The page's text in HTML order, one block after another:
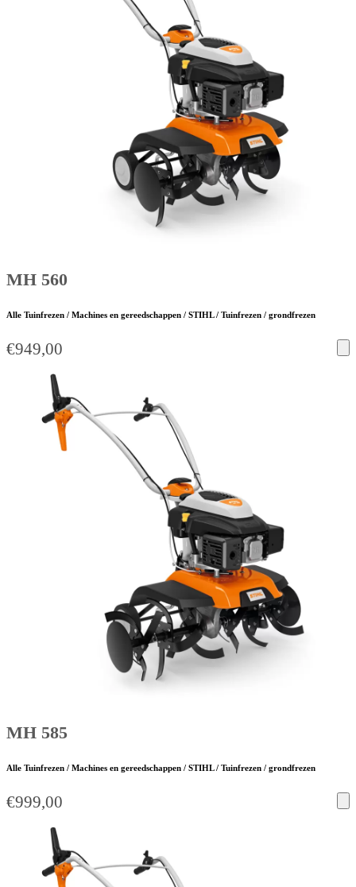
MH 560
Alle Tuinfrezen / Machines en gereedschappen / STIHL / Tuinfrezen / grondfrezen
€949,00
MH 585
Alle Tuinfrezen / Machines en gereedschappen / STIHL / Tuinfrezen / grondfrezen
€999,00